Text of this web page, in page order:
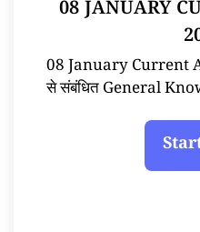
08 JANUARY
08 January Current
से संबंधित General